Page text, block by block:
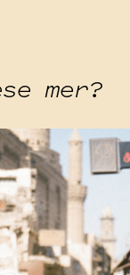
mer?